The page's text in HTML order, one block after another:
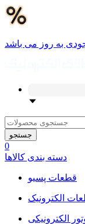
جستجو
0
دسته بندی کالاها
قطعات پسیو
الکترونیک
الکترونیکی